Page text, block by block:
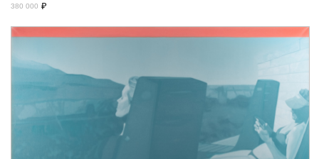
380 000 ₽